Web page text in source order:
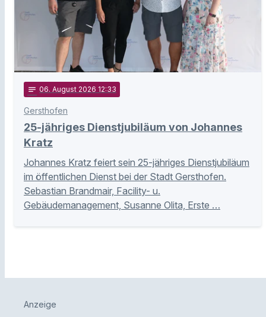
notes 06. August 2026 12:33
Gersthofen
25-jähriges Dienstjubiläum von Johannes
Kratz
Johannes Kratz feiert sein 25-jähriges Dienstjubiläum
im öffentlichen Dienst bei der Stadt Gersthofen.
Sebastian Brandmair, Facility- u.
Gebäudemanagement, Susanne Olita, Erste …
Anzeige